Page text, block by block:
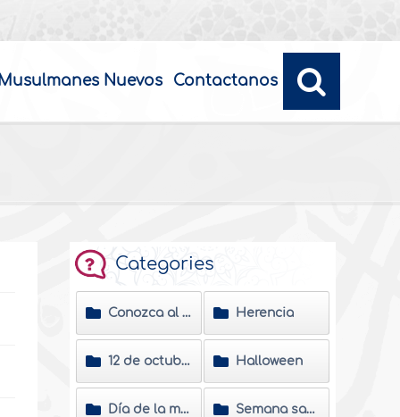
Nuevos Contactanos
Categories
Conozca al Profeta del Islam Herencia
12 de octubre día de la raza Halloween
Día de la madre Semana santa